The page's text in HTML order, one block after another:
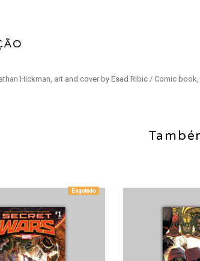
Hickman, art and cover by Esad Ribic / Comic
Esgotado